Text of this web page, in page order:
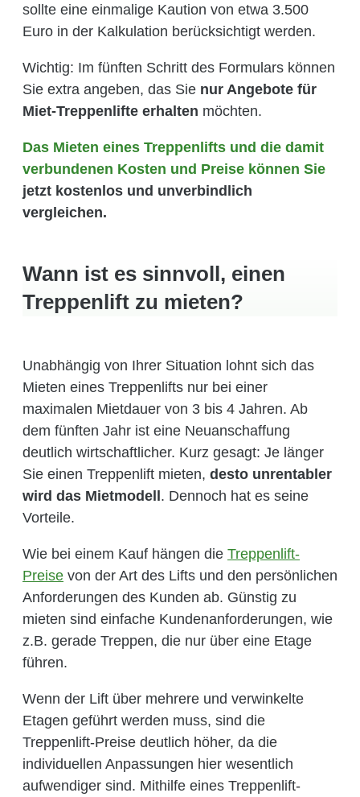
sollte eine einmalige Kaution von etwa 3.500
Euro in der Kalkulation berücksichtigt werden.
Wichtig: Im fünften Schritt des Formulars können
Sie extra angeben, das Sie nur Angebote für
Miet-Treppenlifte erhalten möchten.
Das Mieten eines Treppenlifts und die damit
verbundenen Kosten und Preise können Sie
jetzt kostenlos und unverbindlich
vergleichen.
Wann ist es sinnvoll, einen
Treppenlift zu mieten?
Unabhängig von Ihrer Situation lohnt sich das
Mieten eines Treppenlifts nur bei einer
maximalen Mietdauer von 3 bis 4 Jahren. Ab
dem fünften Jahr ist eine Neuanschaffung
deutlich wirtschaftlicher. Kurz gesagt: Je länger
Sie einen Treppenlift mieten, desto unrentabler
wird das Mietmodell. Dennoch hat es seine
Vorteile.
Wie bei einem Kauf hängen die Treppenlift-
Preise von der Art des Lifts und den persönlichen
Anforderungen des Kunden ab. Günstig zu
mieten sind einfache Kundenanforderungen, wie
z.B. gerade Treppen, die nur über eine Etage
führen.
Wenn der Lift über mehrere und verwinkelte
Etagen geführt werden muss, sind die
Treppenlift-Preise deutlich höher, da die
individuellen Anpassungen hier wesentlich
aufwendiger sind. Mithilfe eines Treppenlift-